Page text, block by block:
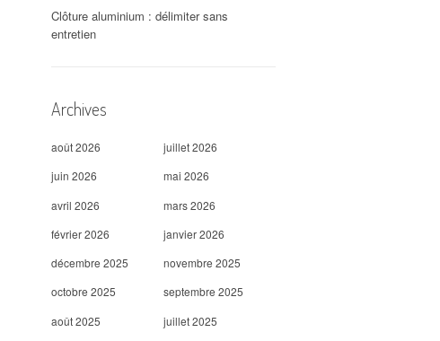
Clôture aluminium : délimiter sans
entretien
Archives
août 2026
juillet 2026
juin 2026
mai 2026
avril 2026
mars 2026
février 2026
janvier 2026
décembre 2025
novembre 2025
octobre 2025
septembre 2025
août 2025
juillet 2025